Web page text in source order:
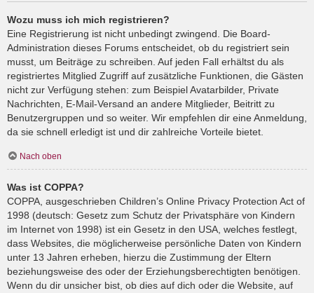
Wozu muss ich mich registrieren?
Eine Registrierung ist nicht unbedingt zwingend. Die Board-
Administration dieses Forums entscheidet, ob du registriert sein
musst, um Beiträge zu schreiben. Auf jeden Fall erhältst du als
registriertes Mitglied Zugriff auf zusätzliche Funktionen, die Gästen
nicht zur Verfügung stehen: zum Beispiel Avatarbilder, Private
Nachrichten, E-Mail-Versand an andere Mitglieder, Beitritt zu
Benutzergruppen und so weiter. Wir empfehlen dir eine Anmeldung,
da sie schnell erledigt ist und dir zahlreiche Vorteile bietet.
Nach oben
Was ist COPPA?
COPPA, ausgeschrieben Children’s Online Privacy Protection Act of
1998 (deutsch: Gesetz zum Schutz der Privatsphäre von Kindern
im Internet von 1998) ist ein Gesetz in den USA, welches festlegt,
dass Websites, die möglicherweise persönliche Daten von Kindern
unter 13 Jahren erheben, hierzu die Zustimmung der Eltern
beziehungsweise des oder der Erziehungsberechtigten benötigen.
Wenn du dir unsicher bist, ob dies auf dich oder die Website, auf